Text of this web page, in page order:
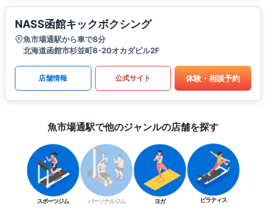
NASS函館キックボクシング
魚市場通駅から車で8分
北海道函館市杉並町8-20オカダビル2F
店舗情報 公式サイト 体験・相談予約
魚市場通駅で他のジャンルの店舗を探す
スポーツジム パーソナルジム ヨガ ピラティス